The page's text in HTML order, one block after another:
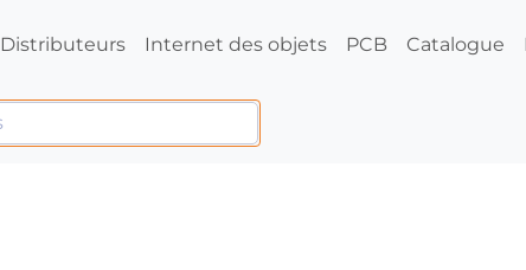
Distributeurs Internet des objets PCB Catalogue